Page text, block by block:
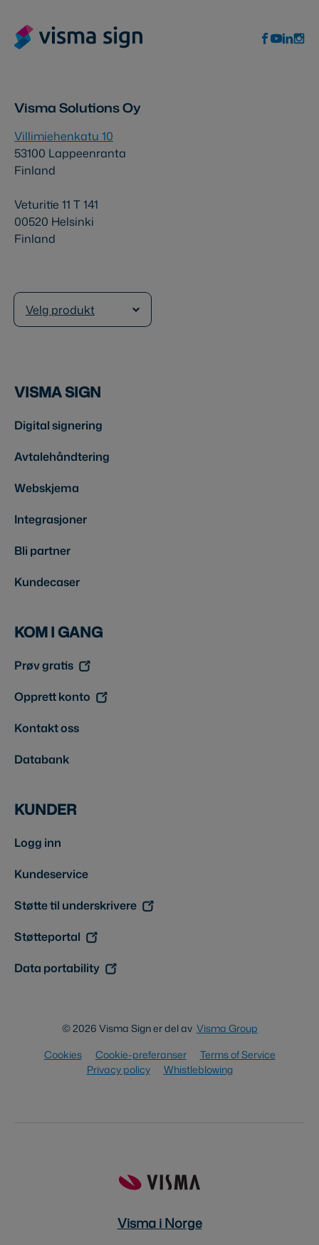
Visma Solutions Oy
Villimiehenkatu 10
53100 Lappeenranta
Finland
Veturitie 11 T 141
00520 Helsinki
Finland
Velg produkt
VISMA SIGN
Digital signering
Avtalehåndtering
Webskjema
Integrasjoner
Bli partner
Kundecaser
KOM I GANG
Prøv gratis
Opprett konto
Kontakt oss
Databank
KUNDER
Logg inn
Kundeservice
Støtte til underskrivere
Støtteportal
Data portability
© 2026 Visma Sign er del av Visma Group
Cookies
Cookie-preferanser
Terms of Service
Privacy policy
Whistleblowing
Visma i Norge